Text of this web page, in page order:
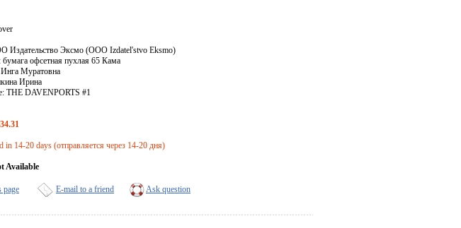
Издательство Эксмо (OOO Izdatel'stvo Eksmo)
бумага офсетная пухлая 65 Кама
Муратовна
Ирина
THE DAVENPORTS #1
in 14-20 days (отправляется через 14-20 дня)
Available
page E-mail to a friend Ask question